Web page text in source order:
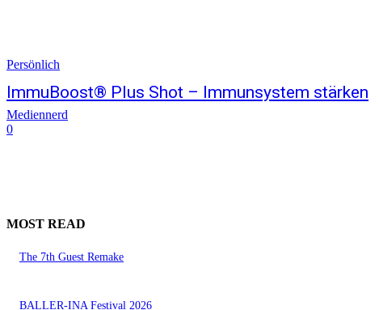
Persönlich
ImmuBoost® Plus Shot – Immunsystem stärken
Mediennerd
0
MOST READ
The 7th Guest Remake
BALLER-INA Festival 2026